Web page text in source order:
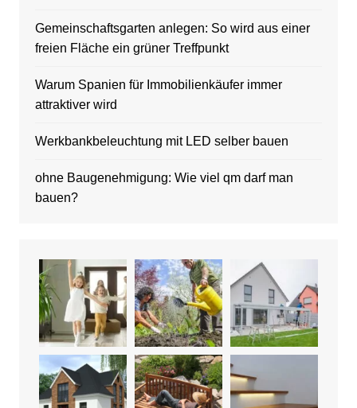
Gemeinschaftsgarten anlegen: So wird aus einer
freien Fläche ein grüner Treffpunkt
Warum Spanien für Immobilienkäufer immer
attraktiver wird
Werkbankbeleuchtung mit LED selber bauen
ohne Baugenehmigung: Wie viel qm darf man
bauen?